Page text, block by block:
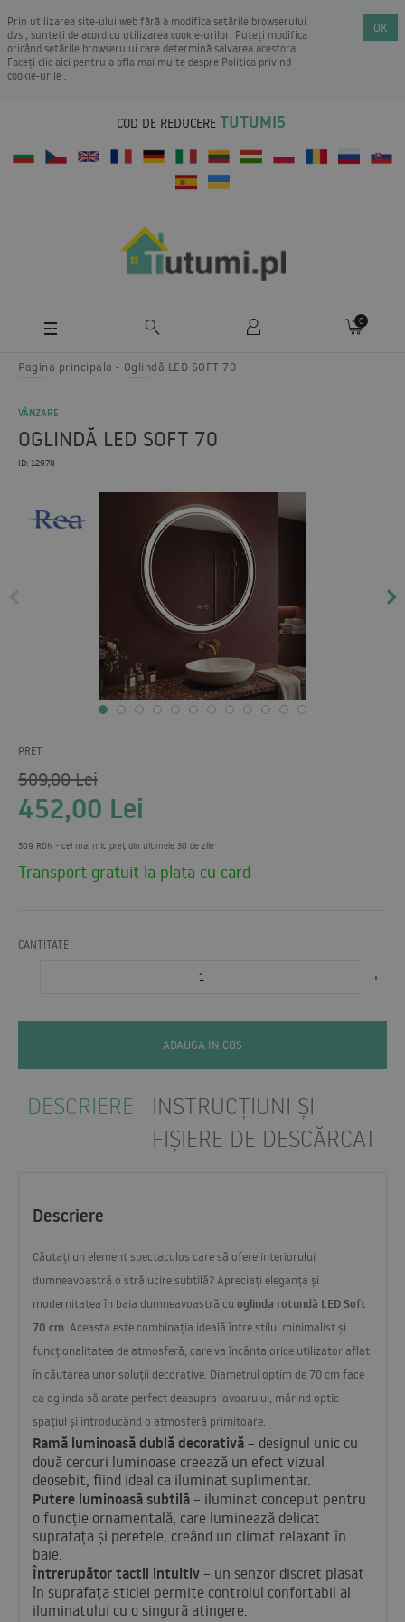
Prin utilizarea site-ului web fără a modifica setările browserului
dvs., sunteți de acord cu utilizarea cookie-urilor. Puteți modifica
oricând setările browserului care determină salvarea acestora.
Faceți clic aici pentru a afla mai multe despre Politica privind
cookie-urile .
OK
COD DE REDUCERE TUTUMI5
0
Pagina principala Oglindă LED SOFT 70
VÂNZARE
OGLINDĂ LED SOFT 70
ID: 12978
PRET
509,00Lei
452,00 Lei
509 RON - cel mai mic preț din ultimele 30 de zile
Transport gratuit la plata cu card
CANTITATE
- +
ADAUGA IN COS
DESCRIERE
INSTRUCȚIUNI ȘI
FIȘIERE DE DESCĂRCAT
Descriere
Căutați un element spectaculos care să ofere interiorului
dumneavoastră o strălucire subtilă? Apreciați eleganța și
modernitatea în baia dumneavoastră cu oglinda rotundă LEDSoft
70 cm . Aceasta este combinația ideală între stilul minimalist și
funcționalitatea de atmosferă, care va încânta orice utilizator aflat
în căutarea unor soluții decorative. Diametrul optim de 70 cm face
ca oglinda să arate perfect deasupra lavoarului, mărind optic
spațiul și introducând o atmosferă primitoare.
Ramă luminoasă dublă decorativă – designul unic cu
două cercuri luminoase creează un efect vizual
deosebit, fiind ideal ca iluminat suplimentar.
Putere luminoasă subtilă – iluminat conceput pentru
o funcție ornamentală, care luminează delicat
suprafața și peretele, creând un climat relaxant în
baie.
Întrerupător tactil intuitiv – un senzor discret plasat
în suprafața sticlei permite controlul confortabil al
iluminatului cu o singură atingere.